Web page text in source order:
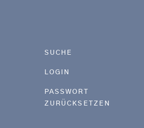
SUCHE
LOGIN
PASSWORT
ZURÜCKSETZEN